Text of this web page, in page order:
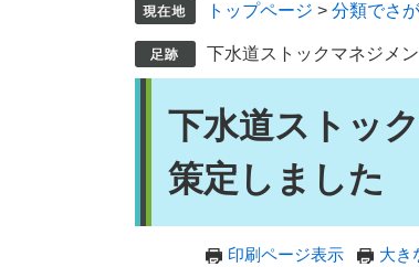
トップページ > 分類でさ
下水道ストックマネジメ
下水道ストッ
策定しました
印刷ページ表示 大き